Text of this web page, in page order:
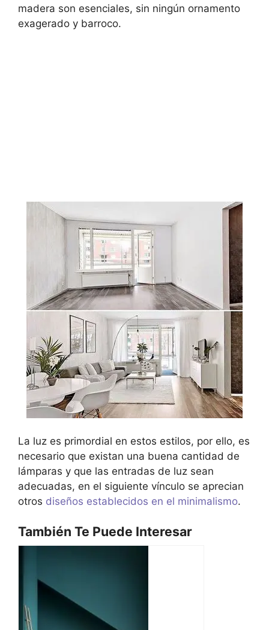
madera son esenciales, sin ningún ornamento
exagerado y barroco.
La luz es primordial en estos estilos, por ello, es
necesario que existan una buena cantidad de
lámparas y que las entradas de luz sean
adecuadas, en el siguiente vínculo se aprecian
otros diseños establecidos en el minimalismo.
También Te Puede Interesar